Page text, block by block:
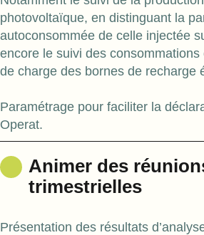
photovoltaïque, en distinguant la
autoconsommée de celle injectée
encore le suivi des
de charge des bornes de recharge
Paramétrage pour faciliter la
Operat.
Animer des
trimestrielles
Présentation des résultats